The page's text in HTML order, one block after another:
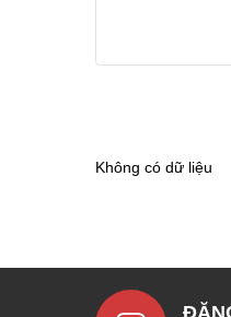
Không có dữ liệu